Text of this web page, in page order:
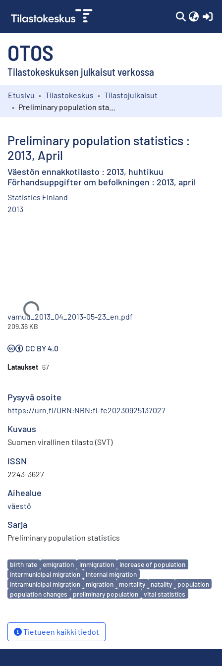
OTOS
Tilastokeskuksen julkaisut verkossa
Kokoelmat
Etusivu Tilastokeskus
Tilastojulkaisut
Preliminary population statistics :
2013, April
Väestön ennakkotilasto : 2013, huhtikuu
Förhandsuppgifter om befolkningen : 2013, april
Statistics Finland
2013
Ladataan...
vamuu_2013_04_2013-05-23_en.pdf
209.36 KB
CC BY 4.0
Lataukset 67
Pysyvä osoite
https://urn.fi/URN:NBN:fi-fe20230925137027
Kuvaus
Suomen virallinen tilasto (SVT)
ISSN
2243-3627
Aihealue
väestö
Sarja
Preliminary population statistics
Avainsanat
birth rate emigration immigration
increase of population
intermunicipal migration
internal migration
intramunicipal migration
migration mortality natality
population
population changes
preliminary population vital statistics
Tietueen kaikki tiedot